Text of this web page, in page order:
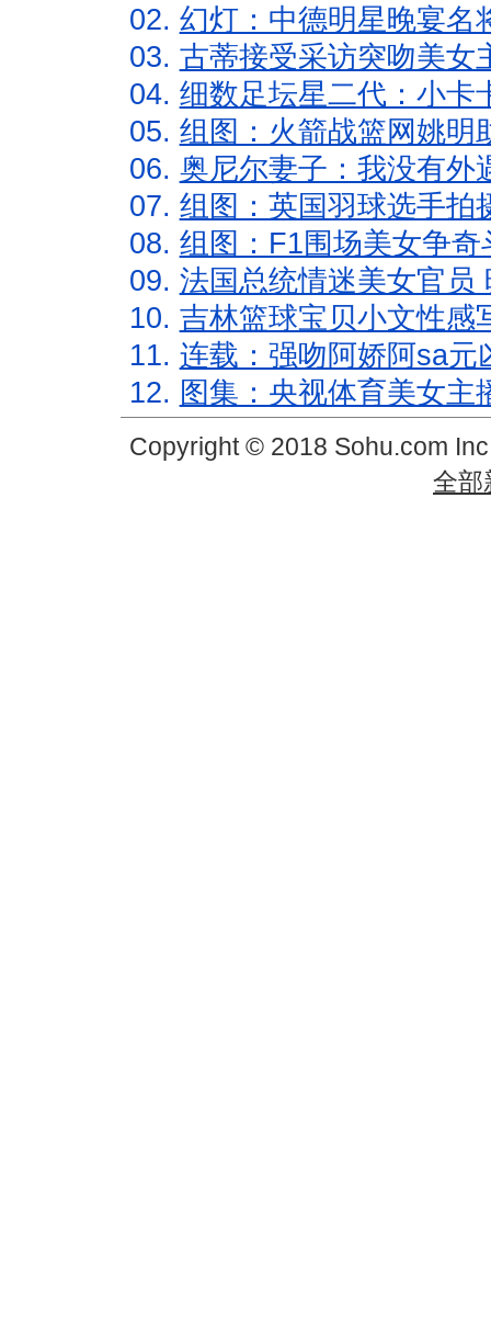
02. 幻灯：中德明星晚宴名
03. 古蒂接受采访突吻美女
04. 细数足坛星二代：小卡
05. 组图：火箭战篮网姚明
06. 奥尼尔妻子：我没有外
07. 组图：英国羽球选手拍
08. 组图：F1围场美女争
09. 法国总统情迷美女官员
10. 吉林篮球宝贝小文性感
11. 连载：强吻阿娇阿sa元
12. 图集：央视体育美女主
Copyright © 2018 Sohu.com
全部